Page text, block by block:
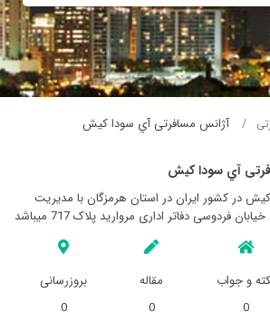
آژانس مسافرتی آي سودا كيش
آي سودا كيش
در کشور ایران در استان هرمزگان با مدیریت
فردوسی دفاتر اداری مروارید پلاک 717 میباشد
و جواب
0
مقاله
0
بروزرسانی
0